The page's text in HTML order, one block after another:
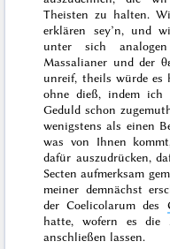
Theisten zu halten.
erklären sey’n, und
unter sich
Massalianer und der
unreif, theils würde es
ohne dieß, indem
Geduld schon
wenigstens als einen
was von Ihnen
dafür auszudrücken,
Secten aufmerksam
meiner demnächst
derCoelicolarum des
hatte, wofern es die
anschließen lassen.